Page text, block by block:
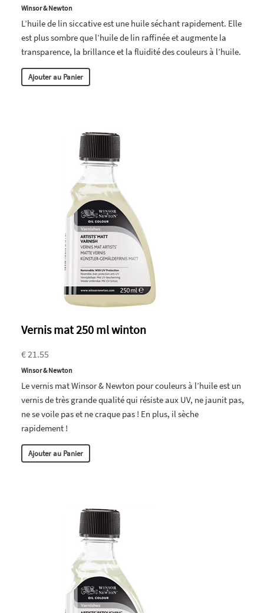
Winsor & Newton
L’huile de lin siccative est une huile séchant rapidement. Elle
est plus sombre que l’huile de lin raffinée et augmente la
transparence, la brillance et la fluidité des couleurs à l’huile.
Ajouter au Panier
Vernis mat 250 ml winton
€ 21.55
Winsor & Newton
Le vernis mat Winsor & Newton pour couleurs à l’huile est un
vernis de très grande qualité qui résiste aux UV, ne jaunit pas,
ne se voile pas et ne craque pas ! En plus, il sèche
rapidement !
Ajouter au Panier